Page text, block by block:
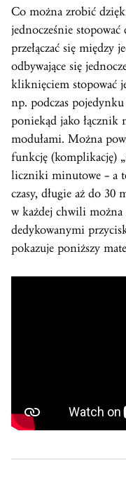
Co można zrobić
jednocześnie
przełączać się między
odbywające się
kliknięciem stopować
np. podczas pojedynku
poniekąd jako łącznik
modułami. Można
funkcję (komplikację)
liczniki minutowe – a
czasy, długie aż do 30
w każdej chwili można
dedykowanymi
pokazuje poniższy